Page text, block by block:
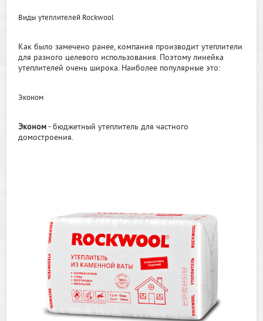
Виды утеплителей Rockwool
Как было замечено ранее, компания производит утеплители
для разного целевого использования. Поэтому линейка
утеплителей очень широка. Наиболее популярные это:
Эконом
Эконом- бюджетный утеплитель для частного
домостроения.